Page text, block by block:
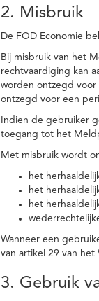
2. Misbruik
De FOD Economie
Bij misbruik van het
rechtvaardiging kan
worden ontzegd voor
ontzegd voor een
Indien de gebruiker
toegang tot het
Met misbruik wordt
het
het
het
Wanneer een
van artikel 29 van
3. Gebruik